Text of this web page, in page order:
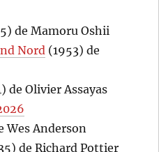
de Mamoru Oshii
Nord (1953) de
de Olivier Assayas
Wes Anderson
de Richard Pottier